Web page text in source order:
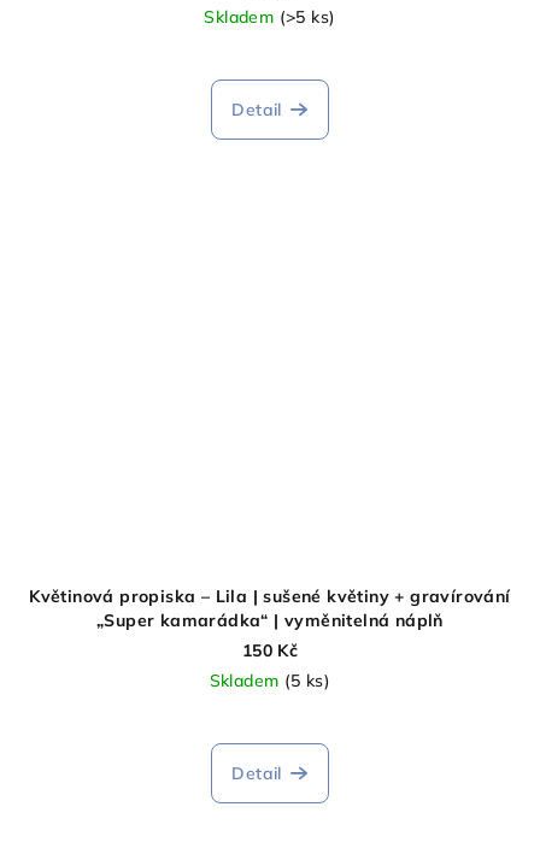
Skladem (>5 ks)
Detail
Květinová propiska – Lila | sušené květiny + gravírování
„Super kamarádka“ | vyměnitelná náplň
150 Kč
Skladem (5 ks)
Detail